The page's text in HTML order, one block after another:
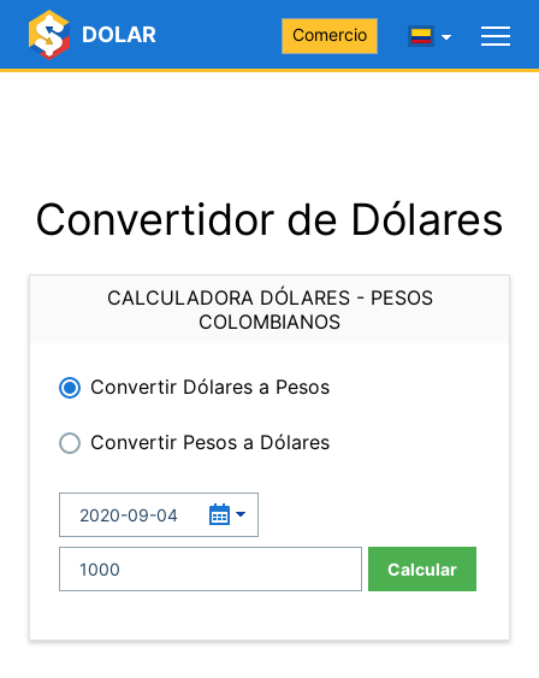
DOLAR Comercio
Convertidor de Dólares
CALCULADORA DÓLARES - PESOS
COLOMBIANOS
Convertir Dólares a Pesos
Convertir Pesos a Dólares
Calcular